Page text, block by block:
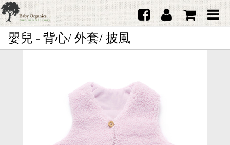
首頁
韓國Merebe寶寶配件
嬰兒 - 背心/ 外套/ 披風